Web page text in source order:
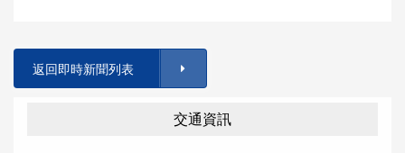
返回即時新聞列表
交通資訊